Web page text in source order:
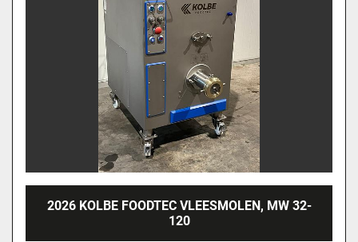
2026 KOLBE FOODTEC VLEESMOLEN, MW 32-
120